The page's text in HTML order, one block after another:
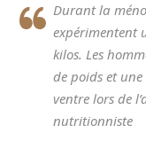
Durant la
expérimentent
kilos. Les
de poids et
ventre lors de
nutritionniste